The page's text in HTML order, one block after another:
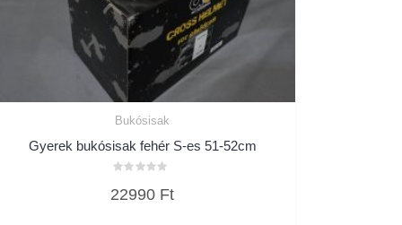
Bukósisak
Gyerek bukósisak fehér S-es 51-52cm
0
22990 Ft